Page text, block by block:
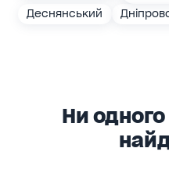
Деснянський
Ни